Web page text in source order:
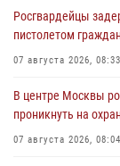
Росгвардейцы
пистолетом
07 августа 2026, 08:33
В центре Москвы
проникнуть на
07 августа 2026, 08:04